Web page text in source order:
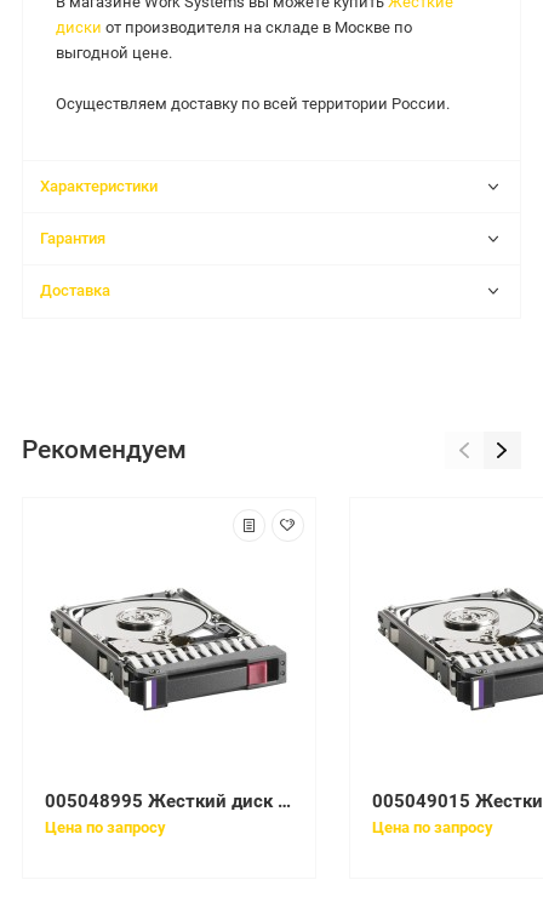
диски от производителя на складе в Москве по
выгодной цене.
Осуществляем доставку по всей территории России.
Характеристики
Гарантия
Доставка
Рекомендуем
005048995 Жесткий диск EMC Clariion 600Gb 15K 3.5'' Fibre Channel 4Gb/s
Цена по запросу Цена по запросу